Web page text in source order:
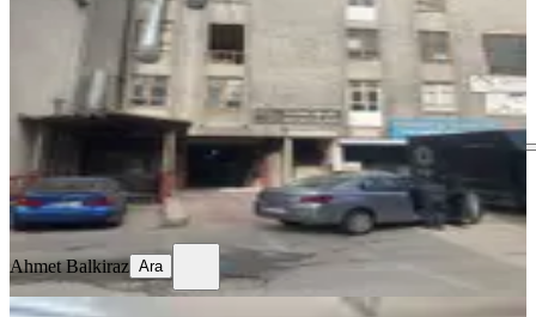
Mamak, Çiğiltepe Mahallesi
1 Oda
·430 m² 25.01.2025
37.000 ₺
Ahmet Balkiraz
Ara
Ahmet Balkiraz Ara